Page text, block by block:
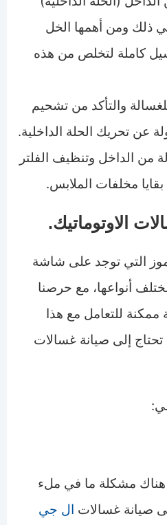
ذلك ومن أهمها الخل
كاملة لتخلص من هذه
والتأكد من تشحيم
عن تحريك الحلة الداخلية.
من الداخل وتنظيف الفلتر
مخلفات الملابس.
الاوتوماتيك.
التي توجد على شاشة
أنواعها، مع حرصنا
للتعامل مع هذا
إلى صيانة غسالات
هناك مشكلة ما في ملء
صيانة غسالات ال جي